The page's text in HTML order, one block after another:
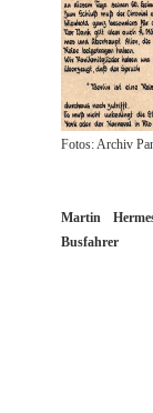
Fotos: Archiv
Martin
Busfahrer